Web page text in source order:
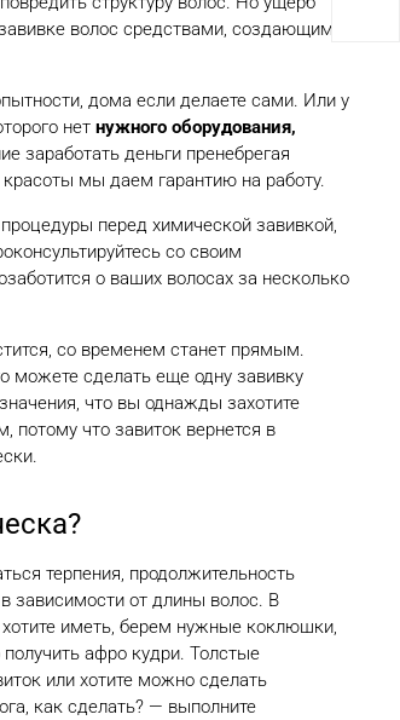
волос средствами, создающими
дома если делаете сами. Или у
нет нужного оборудования,
заработать деньги пренебрегая
мы даем гарантию на работу.
перед химической завивкой,
со своим
о ваших волосах за несколько
со временем станет прямым.
можете сделать еще одну завивку
что вы однажды захотите
что завиток вернется в
терпения, продолжительность
зависимости от длины волос. В
иметь, берем нужные коклюшки,
афро кудри. Толстые
или хотите можно сделать
как сделать? — выполните